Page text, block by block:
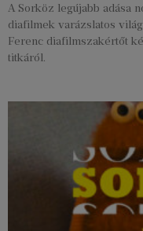
A Sorköz legújabb adása
diafilmek varázslatos
Ferenc diafilmszakértőt
titkáról.